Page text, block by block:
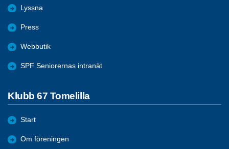
Lyssna
Press
Webbutik
SPF Seniorernas intranät
Klubb 67 Tomelilla
Start
Om föreningen